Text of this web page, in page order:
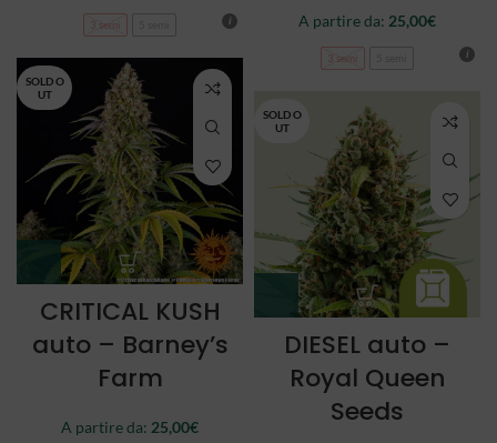
3 semi A partire da: 25,00€
3 semi
SOLD O
UT
CRITICAL KUSH
auto – Barney’s
Farm
A partire da: 25,00€
SOLD O
UT
DIESEL auto –
Royal Queen
Seeds